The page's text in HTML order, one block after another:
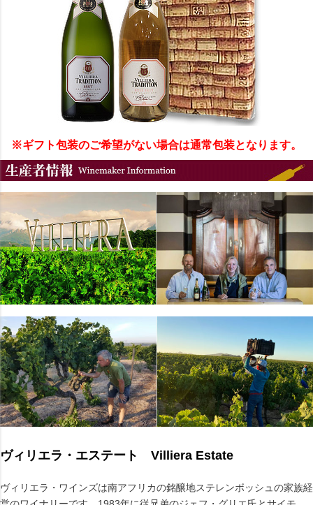
※ギフト包装のご希望がない場合は通常包装となります。
ヴィリエラ・エステート Villiera Estate
ヴィリエラ・ワインズは南アフリカの銘醸地ステレンボッシュの家族経